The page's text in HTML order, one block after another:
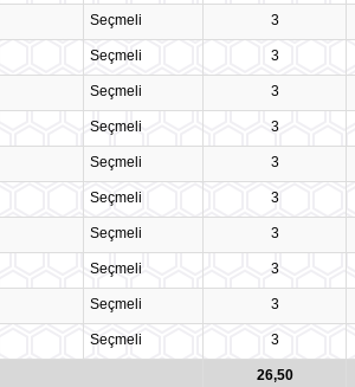
Seçmeli 3
Seçmeli 3
Seçmeli 3
Seçmeli 3
Seçmeli 3
Seçmeli 3
Seçmeli 3
Seçmeli 3
Seçmeli 3
Seçmeli 3
26,50